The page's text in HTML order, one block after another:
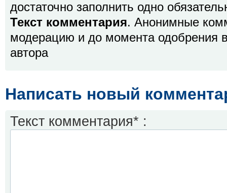
достаточно заполнить одно
Текст комментария. Анонимные
модерацию и до момента одобрения
автора
Написать новый
Текст комментария* :